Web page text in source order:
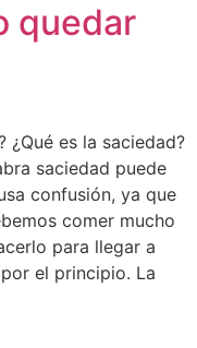
quedar
¿Qué es la saciedad?
saciedad puede
confusión, ya que
comer mucho
para llegar a
el principio. La